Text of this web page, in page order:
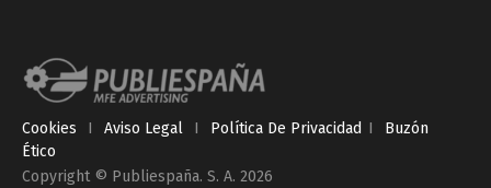
Cookies I Aviso Legal I Política De Privacidad I
Buzón
Ético
Copyright © Publiespaña. S. A. 2026